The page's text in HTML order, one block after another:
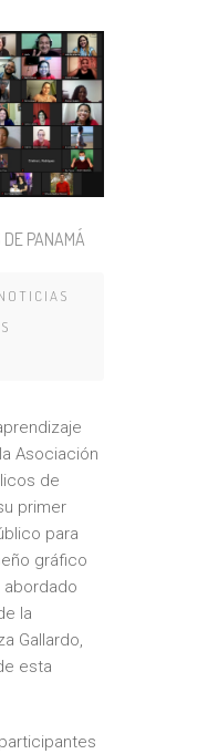
DE PANAMÁ
Asociación
de
primer
para
gráfico
abordado
la
Gallardo,
esta